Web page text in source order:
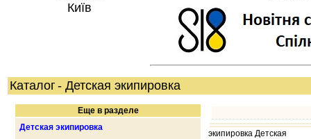
Київ
Каталог - Детская экипировка
Еще в разделе
Детская экипировка
экипировка Детская